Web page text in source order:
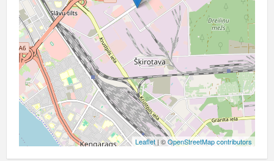
Leaflet| ©OpenStreetMap contributors